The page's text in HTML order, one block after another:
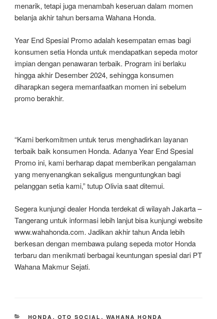
menarik, tetapi juga menambah keseruan dalam momen
belanja akhir tahun bersama Wahana Honda.
Year End Spesial Promo adalah kesempatan emas bagi
konsumen setia Honda untuk mendapatkan sepeda motor
impian dengan penawaran terbaik. Program ini berlaku
hingga akhir Desember 2024, sehingga konsumen
diharapkan segera memanfaatkan momen ini sebelum
promo berakhir.
“Kami berkomitmen untuk terus menghadirkan layanan
terbaik baik konsumen Honda. Adanya Year End Spesial
Promo ini, kami berharap dapat memberikan pengalaman
yang menyenangkan sekaligus menguntungkan bagi
pelanggan setia kami,” tutup Olivia saat ditemui.
Segera kunjungi dealer Honda terdekat di wilayah Jakarta –
Tangerang untuk informasi lebih lanjut bisa kunjungi website
www.wahahonda.com. Jadikan akhir tahun Anda lebih
berkesan dengan membawa pulang sepeda motor Honda
terbaru dan menikmati berbagai keuntungan spesial dari PT
Wahana Makmur Sejati.
CATEGORIES
HONDA , OTO SOCIAL , WAHANA HONDA